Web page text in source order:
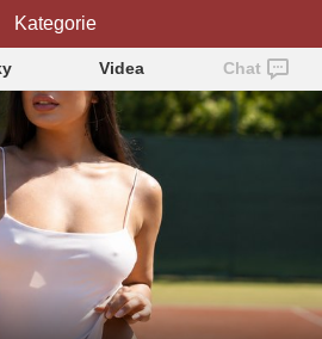
LaurenWade
Videa Chat
Kategorie